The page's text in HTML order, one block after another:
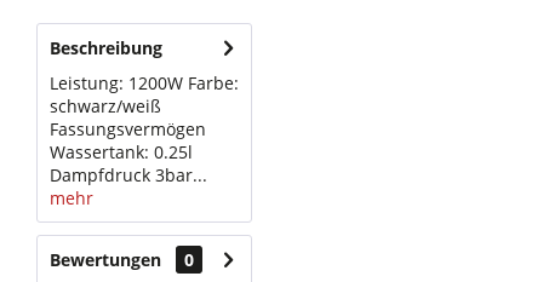
Beschreibung
Leistung: 1200W Farbe:
schwarz/weiß
Fassungsvermögen
Wassertank: 0.25l
Dampfdruck 3bar...
mehr
Bewertungen
0